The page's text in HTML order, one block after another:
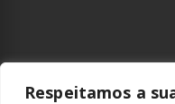
Respeitamos a